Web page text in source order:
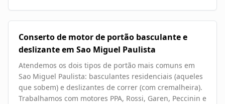
Conserto de motor de portão basculante e
deslizante em Sao Miguel Paulista
Atendemos os dois tipos de portão mais comuns em
Sao Miguel Paulista: basculantes residenciais (aqueles
que sobem) e deslizantes de correr (com cremalheira).
Trabalhamos com motores PPA, Rossi, Garen, Peccinin e